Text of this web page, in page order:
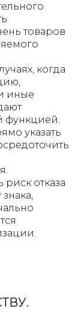
товаров
когда
иные
функцией.
указать
риск отказа